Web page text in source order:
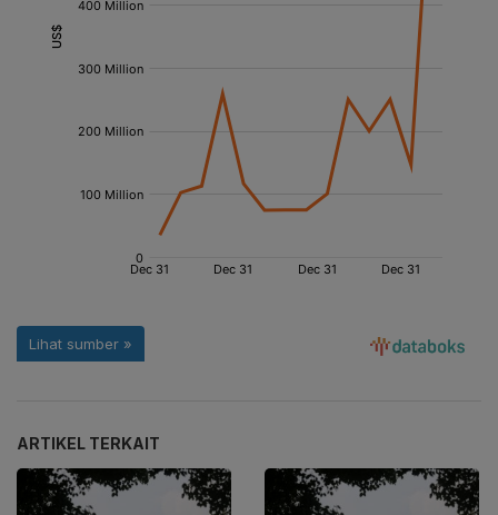
ARTIKEL TERKAIT